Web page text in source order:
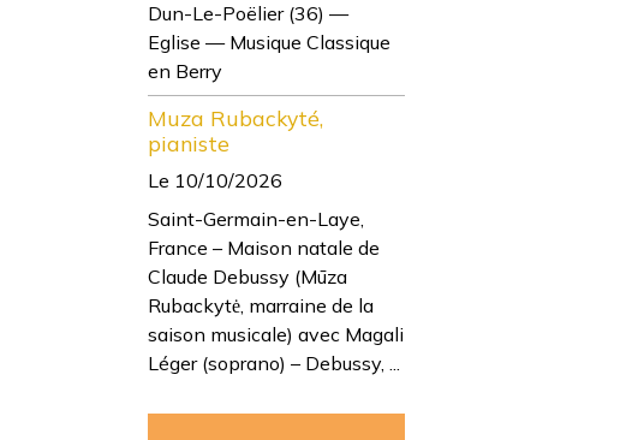
Dun-Le-Poëlier (36) —
Eglise — Musique Classique
en Berry
Muza Rubackyté,
pianiste
Le 10/10/2026
Saint-Germain-en-Laye,
France – Maison natale de
Claude Debussy (Mūza
Rubackytė, marraine de la
saison musicale) avec Magali
Léger (soprano) – Debussy, ...